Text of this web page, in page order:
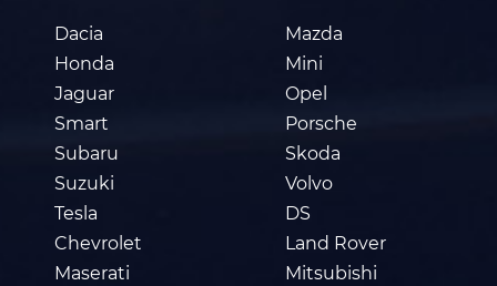
Dacia
Honda
Jaguar
Smart
Subaru
Suzuki
Tesla
Chevrolet
Maserati
Mazda
Mini
Opel
Porsche
Skoda
Volvo
DS
Land Rover
Mitsubishi